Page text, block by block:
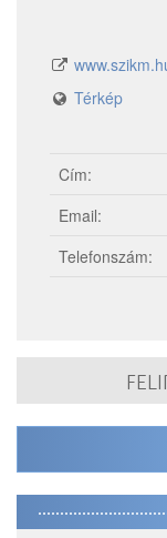
Térkép
Cím:
Email:
Telefonszám: